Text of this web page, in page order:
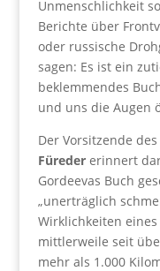
Unmenschlichkeit
Berichte über
oder russische
sagen: Es ist ein
beklemmendes
und uns die Augen
Der Vorsitzende
Füredererinnert
Gordeevas Buch
„unerträglich
Wirklichkeiten
mittlerweile seit
mehr als 1.000